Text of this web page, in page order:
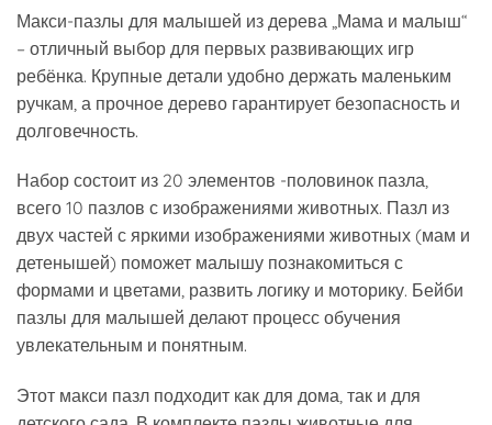
Макси-пазлы для малышей из дерева „Мама и малыш“
– отличный выбор для первых развивающих игр
ребёнка. Крупные детали удобно держать маленьким
ручкам, а прочное дерево гарантирует безопасность и
долговечность.
Набор состоит из 20 элементов -половинок пазла,
всего 10 пазлов с изображениями животных. Пазл из
двух частей с яркими изображениями животных (мам и
детенышей) поможет малышу познакомиться с
формами и цветами, развить логику и моторику. Бейби
пазлы для малышей делают процесс обучения
увлекательным и понятным.
Этот макси пазл подходит как для дома, так и для